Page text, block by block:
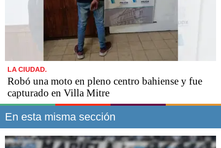
LA CIUDAD.
Robó una moto en pleno centro bahiense y fue
capturado en Villa Mitre
En esta misma sección